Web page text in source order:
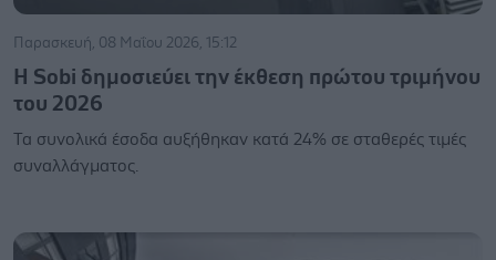
Παρασκευή, 08 Μαΐου 2026, 15:12
Η Sobi δημοσιεύει την έκθεση πρώτου τριμήνου
του 2026
Τα συνολικά έσοδα αυξήθηκαν κατά 24% σε σταθερές τιμές
συναλλάγματος.